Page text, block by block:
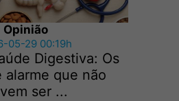
Opinião
05-29 00:19h
Digestiva: Os
alarme que não
ser ...